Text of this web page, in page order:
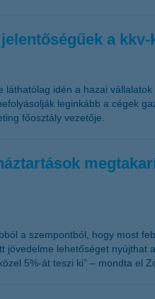
a kkv-
láthatólag idén a hazai
leginkább a cégek
főosztály vezetője.
a szempontból, hogy most
jövedelme lehetőséget
5%-át teszi ki” – mondta el